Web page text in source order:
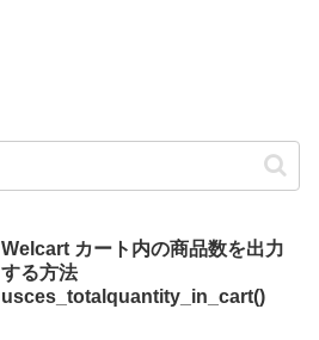
Welcart カート内の商品数を出力
する方法
usces_totalquantity_in_cart()